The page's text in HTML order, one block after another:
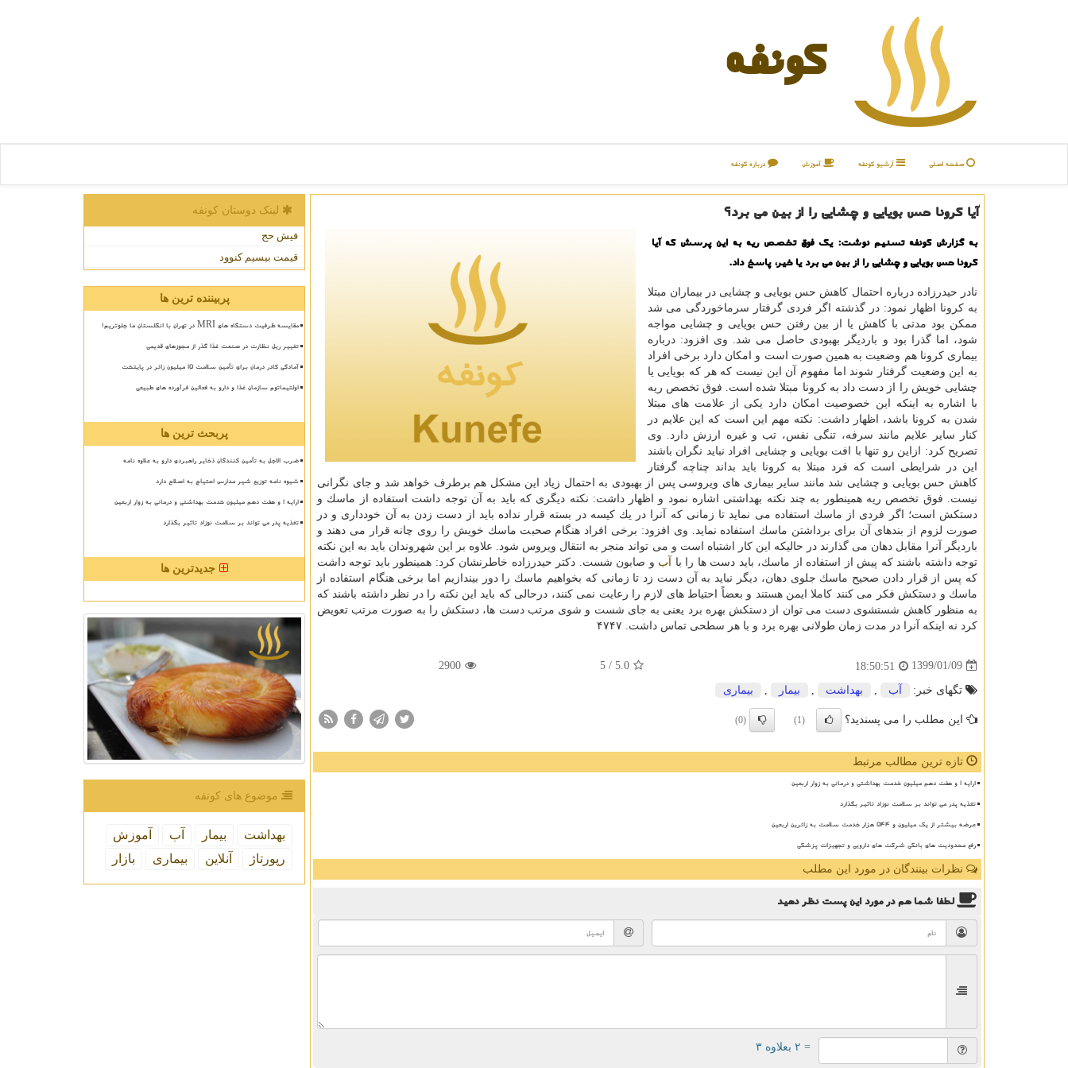
كونفه
صفحه اصلی آرشیو كونفه آموزش درباره كونفه
آیا كرونا حس بویایی و چشایی را از بین می برد؟
به گزارش كونفه تسنیم نوشت: یك فوق تخصص ریه به این پرسش كه آیا
كرونا حس بویایی و چشایی را از بین می برد یا خیر، پاسخ داد.
نادر حیدرزاده درباره احتمال كاهش حس بویایی و چشایی در بیماران مبتلا
به كرونا اظهار نمود: در گذشته اگر فردی گرفتار سرماخوردگی می شد
ممكن بود مدتی با كاهش یا از بین رفتن حس بویایی و چشایی مواجه
شود، اما گذرا بود و باردیگر بهبودی حاصل می شد. وی افزود: درباره
بیماری كرونا هم وضعیت به همین صورت است و امكان دارد برخی افراد
به این وضعیت گرفتار شوند اما مفهوم آن این نیست كه هر كه بویایی یا
چشایی خویش را از دست داد به كرونا مبتلا شده است. فوق تخصص ریه
با اشاره به اینكه این خصوصیت امكان دارد یكی از علامت های مبتلا
شدن به كرونا باشد، اظهار داشت: نكته مهم این است كه این علایم در
كنار سایر علایم مانند سرفه، تنگی نفس، تب و غیره ارزش دارد. وی
تصریح كرد: ازاین رو تنها با افت بویایی و چشایی افراد نباید نگران باشند
این در شرایطی است كه فرد مبتلا به كرونا باید بداند چناچه گرفتار
كاهش حس بویایی و چشایی شد مانند سایر بیماری های ویروسی پس از بهبودی به احتمال زیاد این مشكل هم برطرف خواهد شد و جای نگرانی
نیست. فوق تخصص ریه همینطور به چند نكته بهداشتی اشاره نمود و اظهار داشت: نكته دیگری كه باید به آن توجه داشت استفاده از ماسك و
دستكش است؛ اگر فردی از ماسك استفاده می نماید تا زمانی كه آنرا در یك كیسه در بسته قرار نداده باید از دست زدن به آن خودداری و در
صورت لزوم از بندهای آن برای برداشتن ماسك استفاده نماید. وی افزود: برخی افراد هنگام صحبت ماسك خویش را روی چانه قرار می دهند و
باردیگر آنرا مقابل دهان می گذارند در حالیكه این كار اشتباه است و می تواند منجر به انتقال ویروس شود. علاوه بر این شهروندان باید به این نكته
توجه داشته باشند كه پیش از استفاده از ماسك، باید دست ها را با
آب و صابون شست. دكتر حیدرزاده خاطرنشان كرد: همینطور باید توجه داشت
كه پس از قرار دادن صحیح ماسك جلوی دهان، دیگر نباید به آن دست زد تا زمانی كه بخواهیم ماسك را دور بیندازیم اما برخی هنگام استفاده از
ماسك و دستكش فكر می كنند كاملا ایمن هستند و بعضاً احتیاط های لازم را رعایت نمی كنند، درحالی كه باید این نكته را در نظر داشته باشند كه
به منظور كاهش شستشوی دست می توان از دستكش بهره برد یعنی به جای شست و شوی مرتب دست ها، دستكش را به صورت مرتب تعویض
كرد نه اینكه آنرا در مدت زمان طولانی بهره برد و با هر سطحی تماس داشت. ۴۷۴۷
1399/01/09
18:50:51
5.0
/ 5
2900
تگهای خبر: آب بهداشت بیمار بیماری
این مطلب را می پسندید؟ (1)
(0)
تازه ترین مطالب مرتبط
ارایه ۱ و هفت دهم میلیون خدمت بهداشتی و درمانی به زوار اربعین
تغذیه پدر می تواند بر سلامت نوزاد تاثیر بگذارد
عرضه بیشتر از یک میلیون و ۵۴۴ هزار خدمت سلامت به زائرین اربعین
رفع محدودیت های بانکی شرکت های دارویی و تجهیزات پزشکی
نظرات بینندگان در مورد این مطلب
لطفا شما همدر مورد این پستنظر دهید
= ۲ بعلاوه ۳
لینک دوستان كونفه
فیش حج
قیمت بیسیم کنوود
پربیننده ترین ها
مقایسه ظرفیت دستگاه های MRI در تهران با انگلستان ما جلوتریم!
تغییر ریل نظارت در صنعت غذا گذر از مجوزهای قدیمی
آمادگی کادر درمان برای تأمین سلامت 15 میلیون زائر در پایتخت
اولتیماتوم سازمان غذا و دارو به فعالین فرآورده های طبیعی
پربحث ترین ها
ضرب الاجل به تأمین کنندگان ذخایر راهبردی دارو به علاوه نامه
شیوه نامه توزیع شیر مدارس احتیاج به اصلاح دارد
ارایه ۱ و هفت دهم میلیون خدمت بهداشتی و درمانی به زوار اربعین
تغذیه پدر می تواند بر سلامت نوزاد تاثیر بگذارد
جدیدترین ها
موضوع های كونفه
بهداشت بیمار آب
آموزش
رپورتاژ
آنلاین بیماری بازار